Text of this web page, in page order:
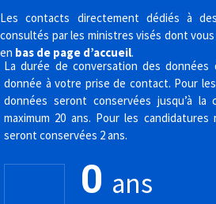
Les contacts directement dédiés à
consultés par les ministres visés dont
en bas de page d’accueil.
La durée de conversation des
donnée à votre prise de contact. Pour
données seront conservées jusqu’à la
maximum 20 ans. Pour les
seront conservées 2 ans.
0 ans